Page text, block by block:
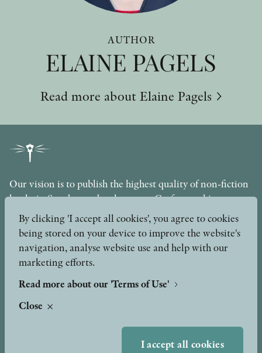
AUTHOR
ELAINE PAGELS
Read more about Elaine Pagels
Our vision is to publish the highest quality of non-fiction
books in Sweden under the motto Craftsmanship,
Scholarship and Quality. The publishing company is part
of the Axel and Margaret Ax:son Johnson Foundation for
Public Benefit.
info@stolpepublishing.se
Other formats
By clicking 'I accept all cookies', you agree to cookies
being stored on your device to improve the website's
navigation, analyse website use and help with our
marketing efforts.
Read more about our 'Terms of Use'
Close
I accept all cookies